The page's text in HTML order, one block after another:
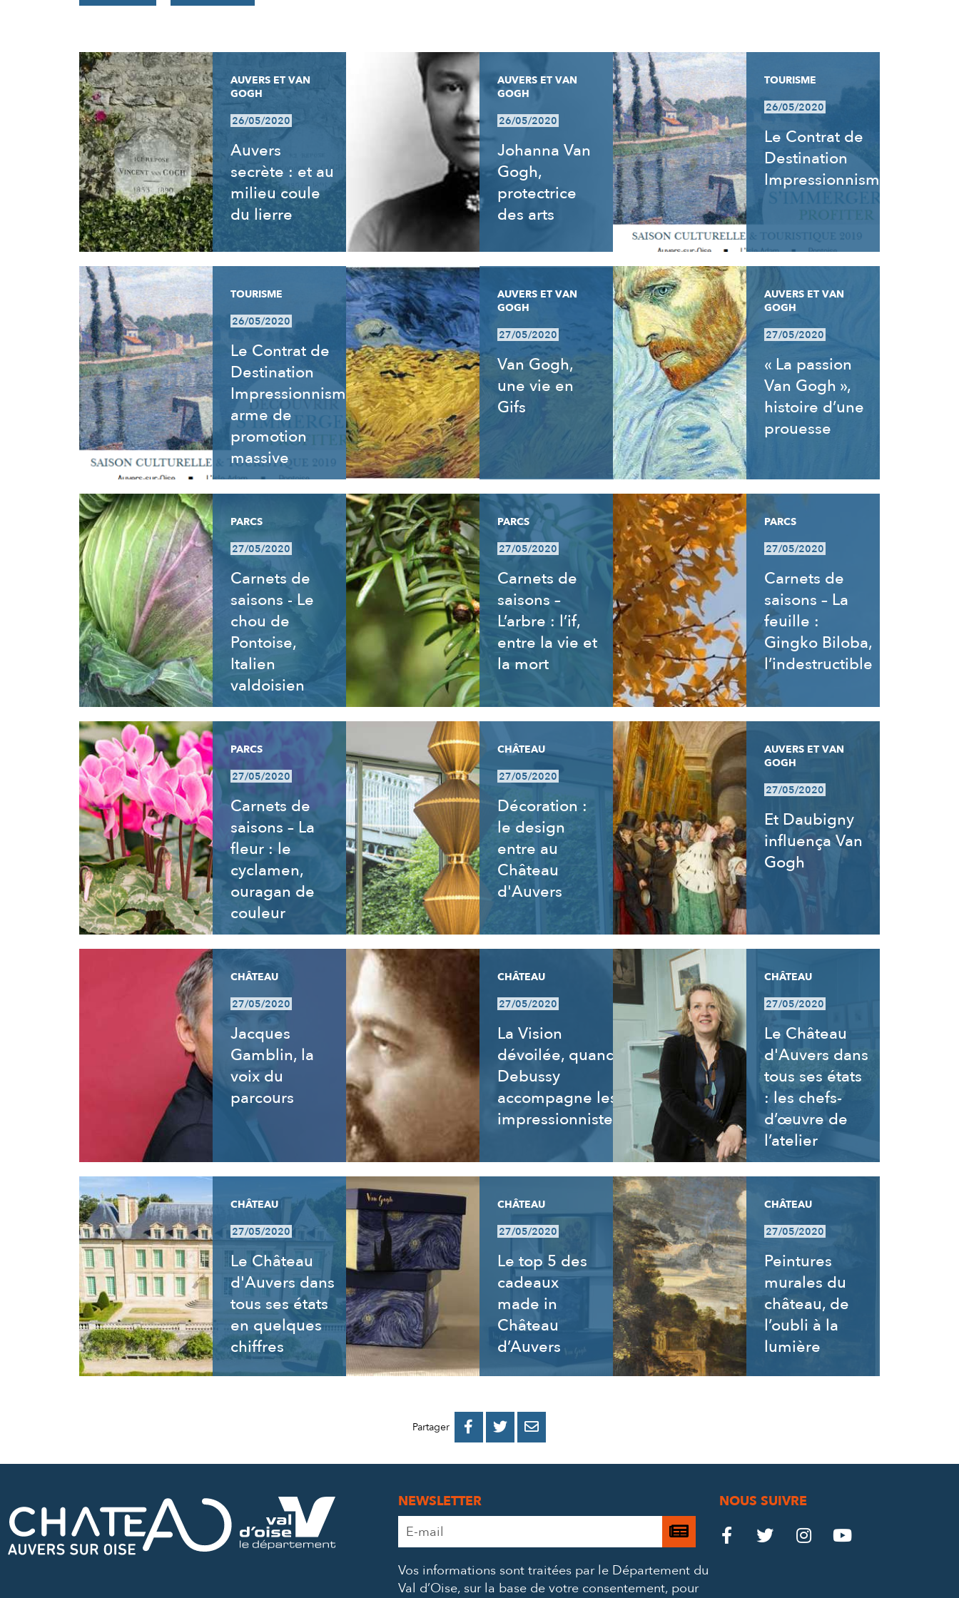
RÉSULTATS
AUVERS ET VAN
GOGH
26/05/2020
Auvers
secrète : et au
milieu coule
du lierre
AUVERS ET VAN
GOGH
26/05/2020
Johanna Van
Gogh,
protectrice
des arts
TOURISME
26/05/2020
Le Contrat de
Destination
Impressionnisme
TOURISME
26/05/2020
Le Contrat de
Destination
Impressionnisme,
arme de
promotion
massive
AUVERS ET VAN
GOGH
27/05/2020
Van Gogh,
une vie en
Gifs
AUVERS ET VAN
GOGH
27/05/2020
« La passion
Van Gogh »,
histoire d’une
prouesse
PARCS
27/05/2020
Carnets de
saisons - Le
chou de
Pontoise,
Italien
valdoisien
PARCS
27/05/2020
Carnets de
saisons –
L’arbre : l’if,
entre la vie et
la mort
PARCS
27/05/2020
Carnets de
saisons – La
feuille :
Gingko Biloba,
l’indestructible
PARCS
27/05/2020
Carnets de
saisons – La
fleur : le
cyclamen,
ouragan de
couleur
CHÂTEAU
27/05/2020
Décoration :
le design
entre au
Château
d'Auvers
AUVERS ET VAN
GOGH
27/05/2020
Et Daubigny
influença Van
Gogh
CHÂTEAU
27/05/2020
Jacques
Gamblin, la
voix du
parcours
CHÂTEAU
27/05/2020
La Vision
dévoilée, quand
Debussy
accompagne les
impressionnistes
CHÂTEAU
27/05/2020
Le Château
d'Auvers dans
tous ses états
: les chefs-
d’œuvre de
l’atelier
CHÂTEAU
27/05/2020
Le Château
d'Auvers dans
tous ses états
en quelques
chiffres
CHÂTEAU
27/05/2020
Le top 5 des
cadeaux
made in
Château
d’Auvers
CHÂTEAU
27/05/2020
Peintures
murales du
château, de
l’oubli à la
lumière
Partager 
PARTAGER
PARTAGER
PARTAGER
NEWSLETTER
Adresse
e-
*
Je
m’abonne
à
Vos informations sont traitées par le Département du
Val d’Oise, sur la base de votre consentement, pour
NOUS SUIVRE
Le

Le

Le

Le
